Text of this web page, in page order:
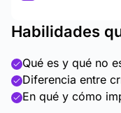
Habilidades
Qué es y qué no
Diferencia entre
En qué y cómo